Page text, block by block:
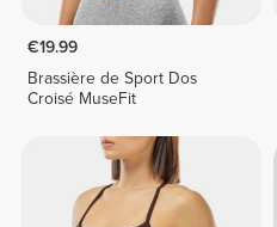
€19.99
Brassière de Sport Dos
Croisé MuseFit